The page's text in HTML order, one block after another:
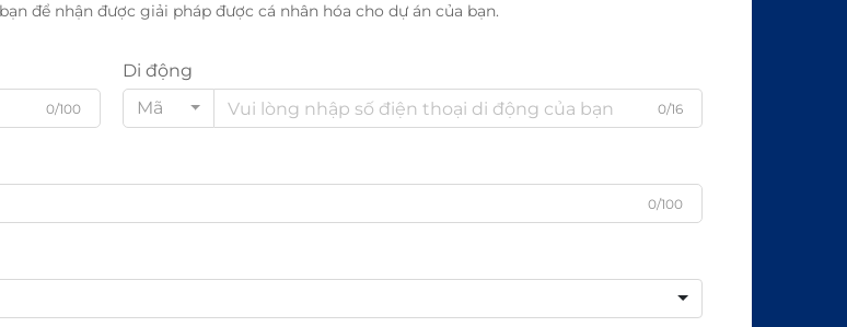
để nhận được giải pháp được cá nhân hóa cho dự án của bạn.
0/100
Di động
Mã
0/16
0/100